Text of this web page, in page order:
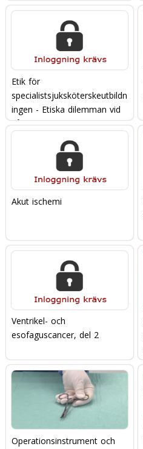
Etik för
specialistsjuksköterskeutbildn
ingen - Etiska dilemman vid
vård i livets slut
Akut ischemi
Ventrikel- och
esofaguscancer, del 2
Operationsinstrument och